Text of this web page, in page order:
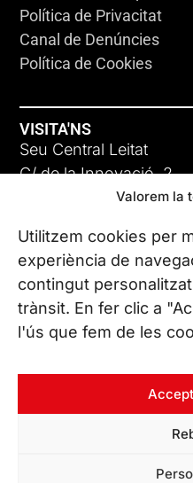
Valorem la
Utilitzem cookies per
experiència de
contingut
trànsit. En fer clic a
l'ús que fem de les
Política de Privacitat
Canal de Denúncies
Política de Cookies
VISITA'NS
Seu Central Leitat
C/ de la Innovació, 2
08225 Terrassa,
Coneix les nostres
CONTACTA’NS
Tel. (+34) 937 882 300